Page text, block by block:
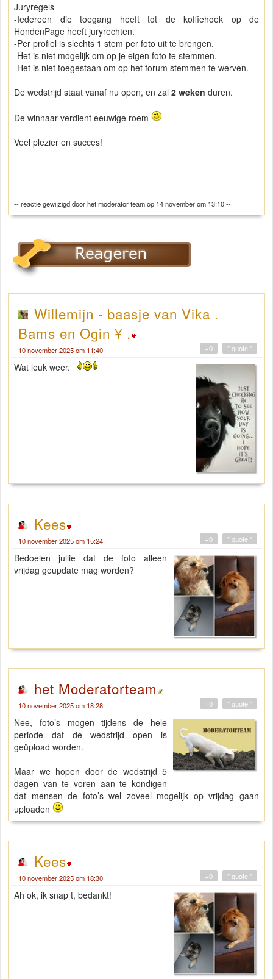
Juryregels
-Iedereen die toegang heeft tot de koffiehoek op de
HondenPage heeft juryrechten.
-Per profiel is slechts 1 stem per foto uit te brengen.
-Het is niet mogelijk om op je eigen foto te stemmen.
-Het is niet toegestaan om op het forum stemmen te werven.
De wedstrijd staat vanaf nu open, en zal 2 weken duren.
De winnaar verdient eeuwige roem
Veel plezier en succes!
-- reactie gewijzigd door het moderator team op 14 november om 13:10 --
Willemijn - baasje van Vika .
Bams en Ogin ¥ .
10 november 2025 om 11:40 " quote "
+0
Wat leuk weer.
Kees
10 november 2025 om 15:24 " quote "
+0
Bedoelen jullie dat de foto alleen
vrijdag geupdate mag worden?
het Moderatorteam
10 november 2025 om 18:28 " quote "
+0
Nee, foto’s mogen tijdens de hele
periode dat de wedstrijd open is
geüpload worden.
Maar we hopen door de wedstrijd 5
dagen van te voren aan te kondigen
dat mensen de foto’s wel zoveel mogelijk op vrijdag gaan
uploaden
Kees
10 november 2025 om 18:30 " quote "
+0
Ah ok, ik snap t, bedankt!